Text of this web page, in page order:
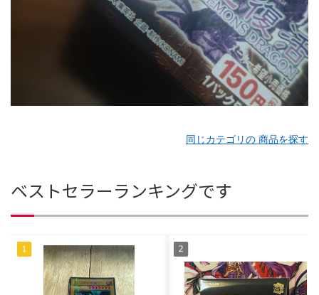
同じカテゴリの 商品を探す
ベストセラーランキングです